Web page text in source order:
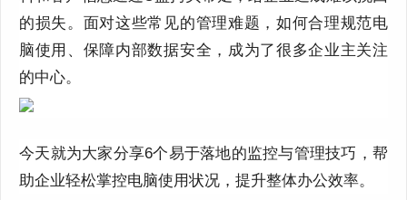
的损失。面对这些常见的管理难题，如何合理规范电
脑使用、保障内部数据安全，成为了很多企业主关注
的中心。
今天就为大家分享6个易于落地的监控与管理技巧，帮
助企业轻松掌控电脑使用状况，提升整体办公效率。